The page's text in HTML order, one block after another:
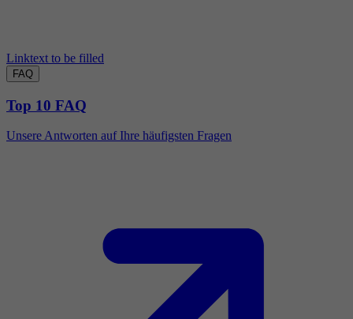
Linktext to be filled
FAQ
Top 10 FAQ
Unsere Antworten auf Ihre häufigsten Fragen